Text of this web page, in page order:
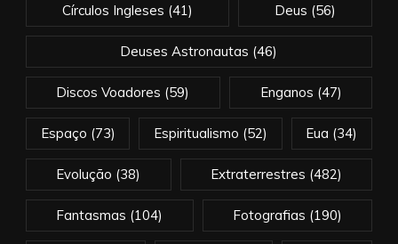
Círculos Ingleses (41) Deus (56)
Deuses Astronautas (46)
Discos Voadores (59) Enganos (47)
Espaço (73) Espiritualismo (52) Eua (34)
Evolução (38) Extraterrestres (482)
Fantasmas (104) Fotografias (190)